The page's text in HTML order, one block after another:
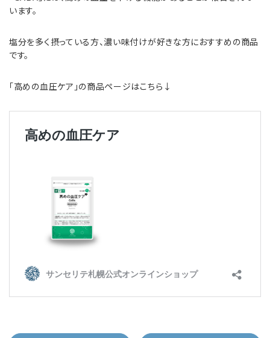
います。
塩分を多く摂っている方、濃い味付けが好きな方におすすめの商品
です。
「高めの血圧ケア」の商品ページはこちら↓